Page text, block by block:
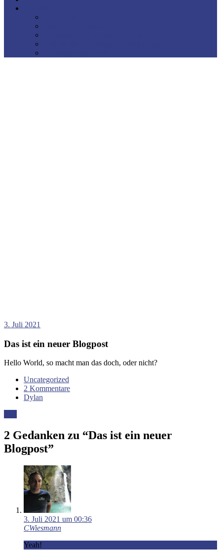
3. Juli 2021
Das ist ein neuer Blogpost
Hello World, so macht man das doch, oder nicht?
Uncategorized
2 Kommentare
Dylan
Beitrag-
2 Gedanken zu “Das ist ein neuer
Blogpost”
3. Juli 2021 um 00:36
CWiesmann
Yeah!